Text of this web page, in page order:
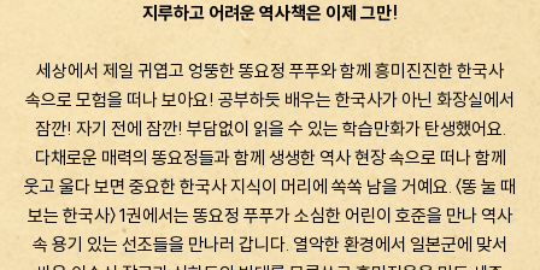
지루하고 어려운 역사책은 이제 그만!
세상에서 제일 귀엽고 엉뚱한 똥요정 푸푸와 함께 흥미진진한 한국사
속으로 모험을 떠나 보아요! 공부하듯 배우는 한국사가 아닌 화장실에서
잠깐! 자기 전에 잠깐! 부담없이 읽을 수 있는 학습만화가 탄생했어요.
다채로운 매력의 똥요정들과 함께 생생한 역사 현장 속으로 떠나 함께
웃고 울다 보면 중요한 한국사 지식이 머리에 쏙쏙 남을 거예요. 〈똥 눌 때
보는 한국사〉 1권에서는 똥요정 푸푸가 소심한 어린이 호준을 만나 역사
속 용기 있는 선조들을 만나러 갑니다. 열악한 환경에서 일본군에 맞서